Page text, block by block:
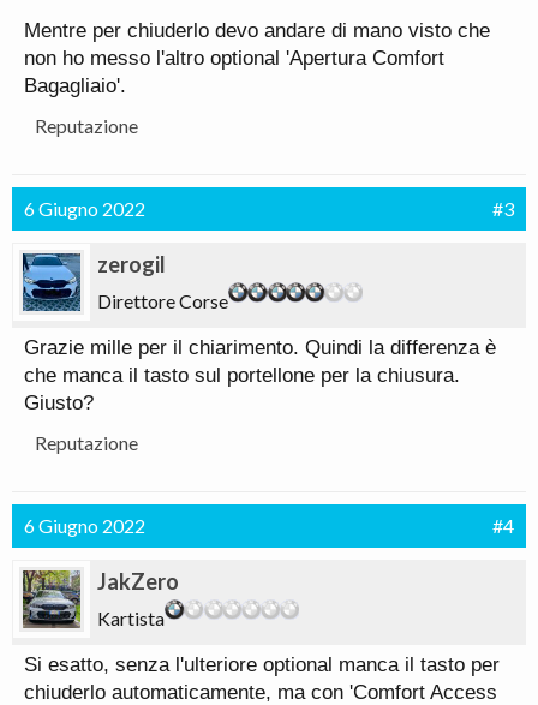
Mentre per chiuderlo devo andare di mano visto che
non ho messo l'altro optional 'Apertura Comfort
Bagagliaio'.
Reputazione
6 Giugno 2022 #3
zerogil
Direttore Corse
Grazie mille per il chiarimento. Quindi la differenza è
che manca il tasto sul portellone per la chiusura.
Giusto?
Reputazione
6 Giugno 2022 #4
JakZero
Kartista
Si esatto, senza l'ulteriore optional manca il tasto per
chiuderlo automaticamente, ma con 'Comfort Access